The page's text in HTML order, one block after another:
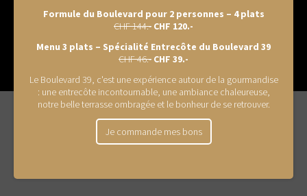
Formule du Boulevard pour 2 personnes – 4 plats
CHF 144.- CHF 120.-
Menu 3 plats – Spécialité Entrecôte du Boulevard 39
CHF 46.- CHF 39.-
Le Boulevard 39, c'est une expérience autour de la gourmandise
: une entrecôte incontournable, une ambiance chaleureuse,
notre belle terrasse ombragée et le bonheur de se retrouver.
Je commande mes bons
leboulevard.ch
Création
site
Internet